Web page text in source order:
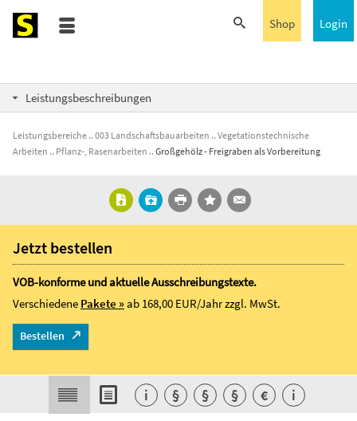
Login
Shop
Leistungsbeschreibungen
Leistungsbereiche 003 Landschaftsbauarbeiten
Vegetationstechnische
Arbeiten
Pflanz-, Rasenarbeiten Großgehölz - Freigraben als Vorbereitung
Jetzt bestellen
VOB-konforme und aktuelle Ausschreibungstexte.
Verschiedene Pakete »ab 168,00 EUR/Jahrzzgl. MwSt.
Bestellen
i § § § € i